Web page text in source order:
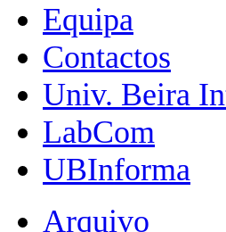
Equipa
Contactos
Univ. Beira
LabCom
UBInforma
Arquivo